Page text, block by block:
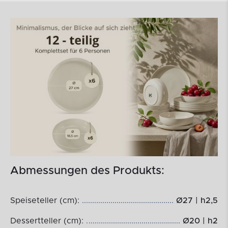
Abmessungen des Produkts:
Speiseteller (cm): Ø27 | h2,5
Dessertteller (cm): Ø20 | h2